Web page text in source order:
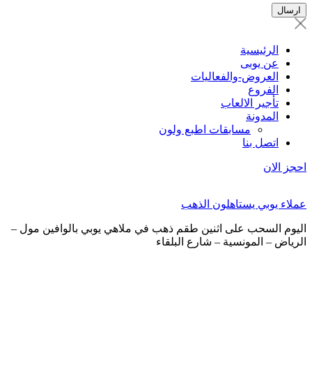
الرئيسية
عن يوبى
العروض-والفعاليات
الفروع
تأجير الالعاب
المدونة
مسابقات اطبع ولون
اتصل بنا
الان
يوبي يستاهلون الذهب
السحب على اثنين طقم ذهب في ملاهي يوبي بالوافين مول –
– المونسية – شارع البلقاء